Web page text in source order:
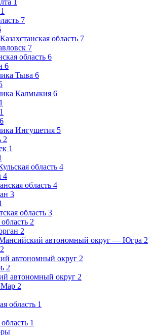
1
1
7
область 7
7
область 6
6
Тыва 6
Калмыкия 6
1
1
6
Ингушетия 5
2
1
область 4
4
область 4
3
область 3
2
2
автономный округ — Югра 2
2
автономный округ 2
2
автономный округ 2
Мар 2
область 1
1